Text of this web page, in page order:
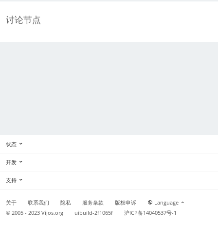
讨论节点
状态
开发
支持
关于 联系我们 隐私 服务条款 版权申诉
Language
© 2005 - 2023Vijos.org uibuild-2f1065f 沪ICP备14040537号-1